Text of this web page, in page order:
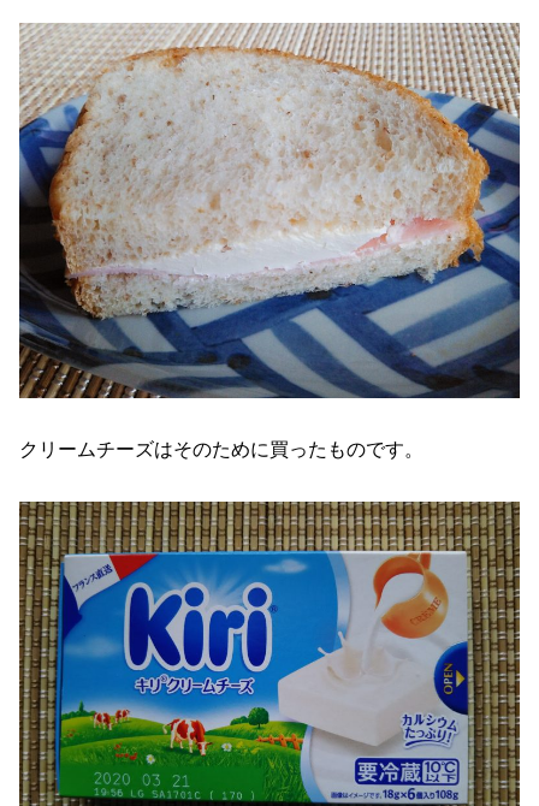
クリームチーズはそのために買ったものです。